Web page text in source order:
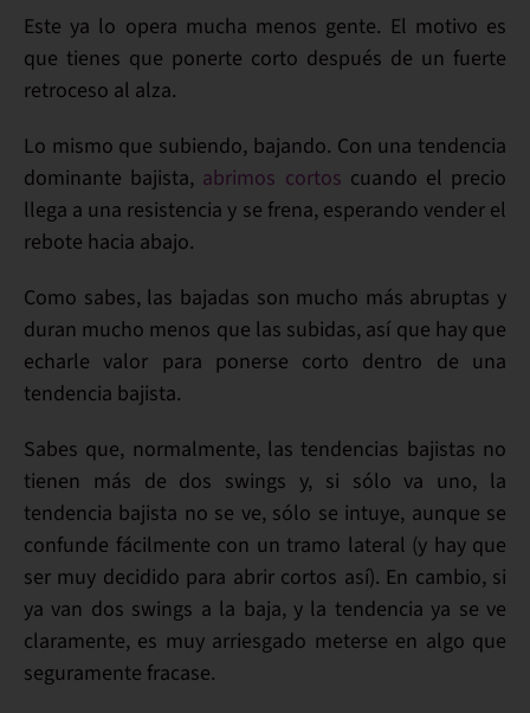
Este ya lo opera mucha menos gente. El motivo es
que tienes que ponerte corto después de un fuerte
retroceso al alza.
Lo mismo que subiendo, bajando. Con una tendencia
dominante bajista, abrimos cortos cuando el precio
llega a una resistencia y se frena, esperando vender el
rebote hacia abajo.
Como sabes, las bajadas son mucho más abruptas y
duran mucho menos que las subidas, así que hay que
echarle valor para ponerse corto dentro de una
tendencia bajista.
Sabes que, normalmente, las tendencias bajistas no
tienen más de dos swings y, si sólo va uno, la
tendencia bajista no se ve, sólo se intuye, aunque se
confunde fácilmente con un tramo lateral (y hay que
ser muy decidido para abrir cortos así). En cambio, si
ya van dos swings a la baja, y la tendencia ya se ve
claramente, es muy arriesgado meterse en algo que
seguramente fracase.